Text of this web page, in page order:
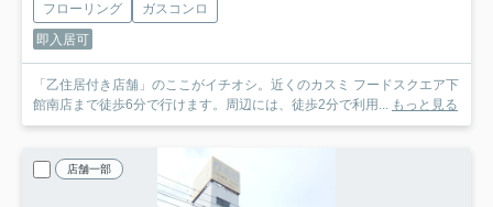
フローリング
ガスコンロ
即入居可
「乙住居付き店舗」のここがイチオシ。近くのカスミ フードスクエア下
館南店まで徒歩6分で行けます。周辺には、徒歩2分で利用... もっと見る
店舗一部